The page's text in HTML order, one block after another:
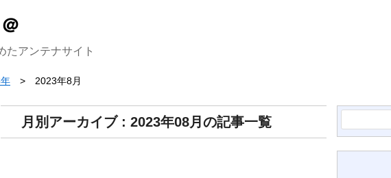
たアンテナサイト
2023年8月
月別アーカイブ : 2023年08月の記事一覧
索: